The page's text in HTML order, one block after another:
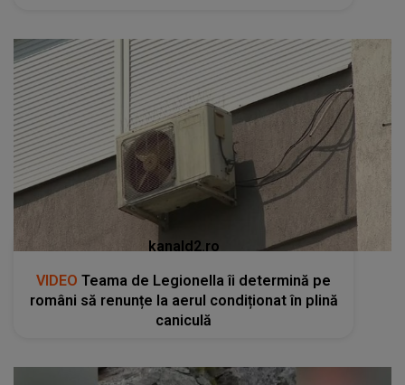
kanald2.ro
VIDEO Teama de Legionella îi determină pe
români să renunțe la aerul condiționat în plină
caniculă